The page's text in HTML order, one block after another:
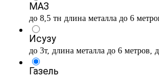
МАЗ
до 8,5 тн длина металла до 6
Исузу
до 3т, длина металла до 6 метров,
Газель